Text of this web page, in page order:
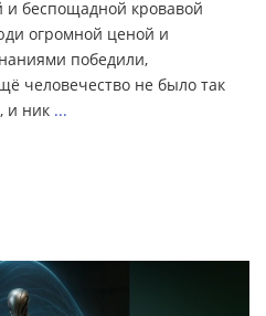
и беспощадной кровавой
огромной ценой и
победили,
человечество не было так
и ник ...